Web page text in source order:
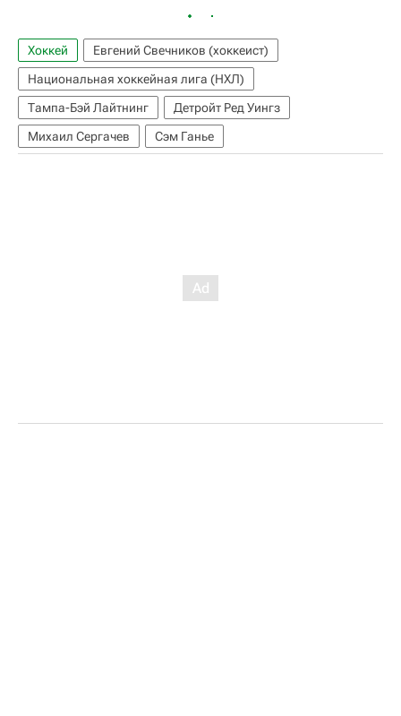
Хоккей
Евгений Свечников (хоккеист)
Национальная хоккейная лига (НХЛ)
Тампа-Бэй Лайтнинг
Детройт Ред Уингз
Михаил Сергачев
Сэм Ганье